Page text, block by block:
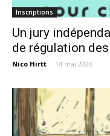
Inscriptions
Un jury
de régulation
Nico Hirtt - 14 mai 2026